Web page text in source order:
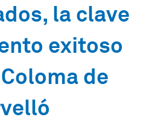
la clave
exitoso
de